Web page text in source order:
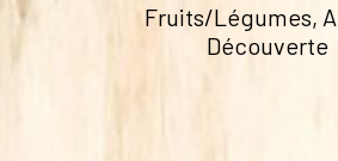
Fruits/Légumes,
Découverte